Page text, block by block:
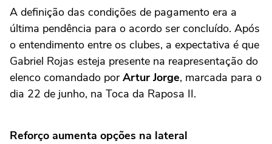
A definição das condições de pagamento era a
última pendência para o acordo ser concluído. Após
o entendimento entre os clubes, a expectativa é que
Gabriel Rojas esteja presente na reapresentação do
elenco comandado porArtur Jorge, marcada para o
dia 22 de junho, na Toca da Raposa II.
Reforço aumenta opções na lateral